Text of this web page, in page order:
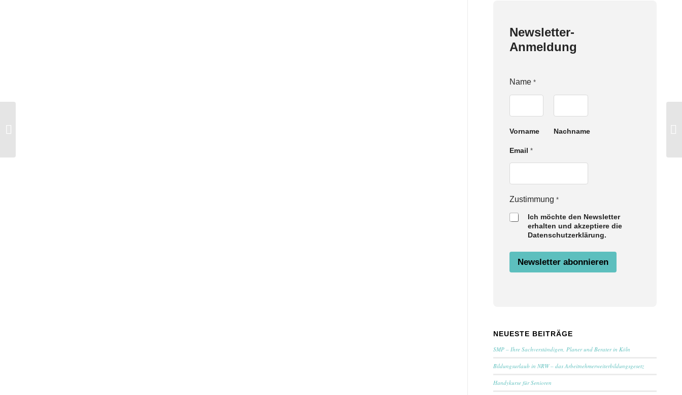
Newsletter-
Anmeldung
N
E
m
a
l
Z
s
i
Name *
Vorname Nachname
Email *
Zustimmung *
Ich möchte den Newsletter
erhalten und akzeptiere die
Datenschutzerklärung.
Newsletter abonnieren
NEUESTE BEITRÄGE
SMP – Ihre Sachverständigen, Planer und Berater in Köln
Bildungsurlaub in NRW – das Arbeitnehmerweiterbildungsgesetz
Handykurse für Senioren